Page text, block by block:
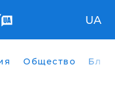
UA
Общество